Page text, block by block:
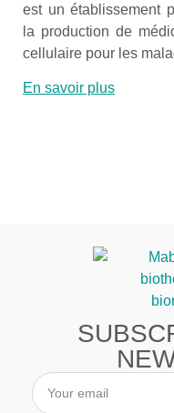
est un établissement
la production de
cellulaire pour les
En savoir plus